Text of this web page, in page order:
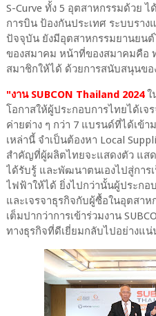
S-Curve ทั้ง 5 อุตสาหกรรมด้วย
การบิน ป้องกันประเทศ ระบบรา
ปัจจุบัน ยังมีอุตสาหกรรมยานยน
ของสมาคม หน้าที่ของสมาคมคือ
สมาชิกให้ได้ ด้วยการสนับสนุนขอ
"งาน SUBCON Thailand 2024ใ
โอกาสให้ผู้ประกอบการไทยได้เ
ค่ายต่าง ๆ กว่า 7 แบรนด์ที่ได้เข้า
เหล่านี้ จำเป็นต้องหา Local
สำคัญที่ผู้ผลิตไทยจะแสดงตัว แส
ได้รับรู้ และพัฒนาตนเองไปสู่กา
ไฟฟ้าให้ได้ ยิ่งไปกว่านั้นผู้ประกอ
และเจรจาธุรกิจกับผู้ซื้อในอุตสา
เต็มปากว่าการเข้าร่วมงาน
ทางธุรกิจที่ดีเยี่ยมกลับไปอย่างแน่